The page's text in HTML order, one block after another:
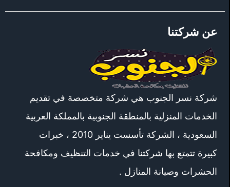
عن شركتنا
شركة نسر الجنوب هي شركة متخصصة في تقديم
الخدمات المنزلية بالمنطقة الجنوبية بالمملكة العربية
السعودية ، الشركة تأسست يناير 2010 ، خبرات
كبيرة تتمتع بها شركتنا في خدمات التنظيف ومكافحة
الحشرات وصيانة المنازل .